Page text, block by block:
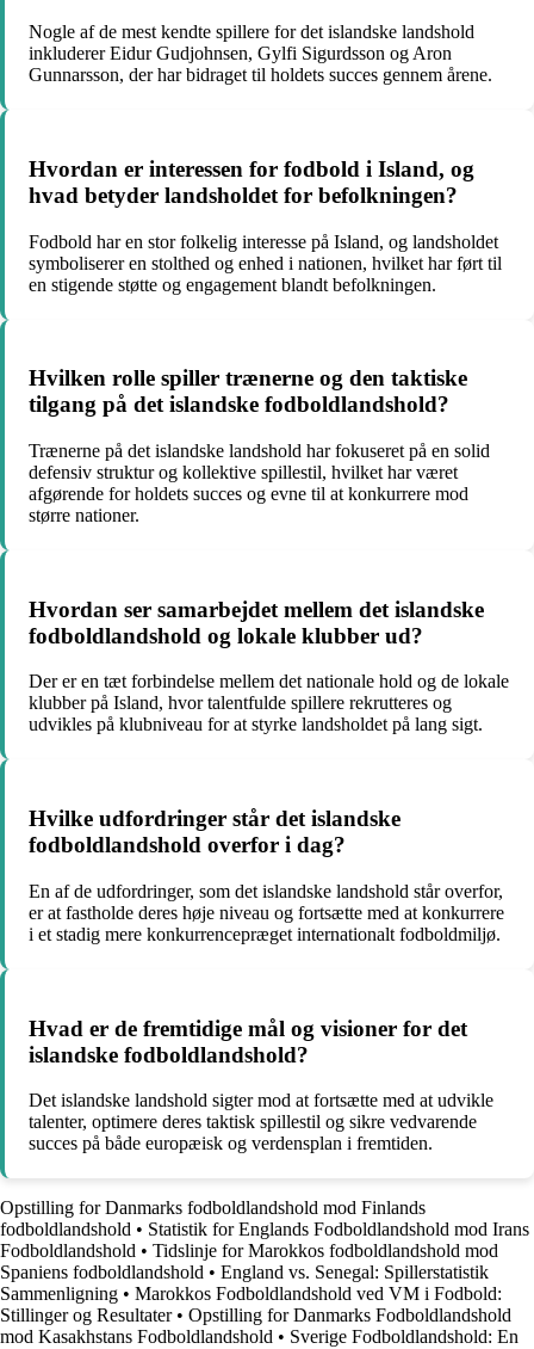
Nogle af de mest kendte spillere for det islandske landshold
inkluderer Eidur Gudjohnsen, Gylfi Sigurdsson og Aron
Gunnarsson, der har bidraget til holdets succes gennem årene.
Hvordan er interessen for fodbold i Island, og
hvad betyder landsholdet for befolkningen?
Fodbold har en stor folkelig interesse på Island, og landsholdet
symboliserer en stolthed og enhed i nationen, hvilket har ført til
en stigende støtte og engagement blandt befolkningen.
Hvilken rolle spiller trænerne og den taktiske
tilgang på det islandske fodboldlandshold?
Trænerne på det islandske landshold har fokuseret på en solid
defensiv struktur og kollektive spillestil, hvilket har været
afgørende for holdets succes og evne til at konkurrere mod
større nationer.
Hvordan ser samarbejdet mellem det islandske
fodboldlandshold og lokale klubber ud?
Der er en tæt forbindelse mellem det nationale hold og de lokale
klubber på Island, hvor talentfulde spillere rekrutteres og
udvikles på klubniveau for at styrke landsholdet på lang sigt.
Hvilke udfordringer står det islandske
fodboldlandshold overfor i dag?
En af de udfordringer, som det islandske landshold står overfor,
er at fastholde deres høje niveau og fortsætte med at konkurrere
i et stadig mere konkurrencepræget internationalt fodboldmiljø.
Hvad er de fremtidige mål og visioner for det
islandske fodboldlandshold?
Det islandske landshold sigter mod at fortsætte med at udvikle
talenter, optimere deres taktisk spillestil og sikre vedvarende
succes på både europæisk og verdensplan i fremtiden.
Opstilling for Danmarks fodboldlandshold mod Finlands
fodboldlandshold • Statistik for Englands Fodboldlandshold mod Irans
Fodboldlandshold • Tidslinje for Marokkos fodboldlandshold mod
Spaniens fodboldlandshold • England vs. Senegal: Spillerstatistik
Sammenligning • Marokkos Fodboldlandshold ved VM i Fodbold:
Stillinger og Resultater• Opstilling for Danmarks Fodboldlandshold
mod Kasakhstans Fodboldlandshold • Sverige Fodboldlandshold: En